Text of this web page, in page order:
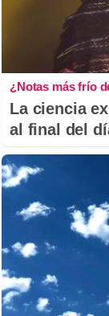
¿Notas más frío
La ciencia
al final del